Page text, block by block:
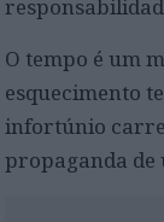
O tempo é um
esquecimento
infortúnio
propaganda de